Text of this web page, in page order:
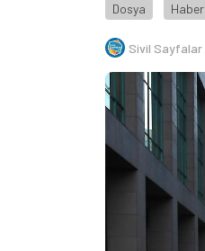
Dosya Haber
Sivil Sayfalar